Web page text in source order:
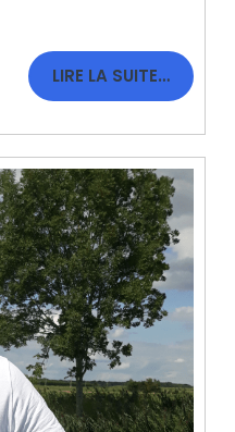
LIRE LA SUITE…LIRE
LA